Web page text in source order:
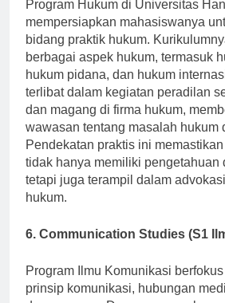
Program Hukum di Universitas
mempersiapkan mahasiswanya
bidang praktik hukum.
berbagai aspek hukum, termasuk
hukum pidana, dan hukum
terlibat dalam kegiatan peradilan
dan magang di firma hukum,
wawasan tentang masalah hukum
Pendekatan praktis ini
tidak hanya memiliki pengetahuan
tetapi juga terampil dalam
Program Ilmu Komunikasi